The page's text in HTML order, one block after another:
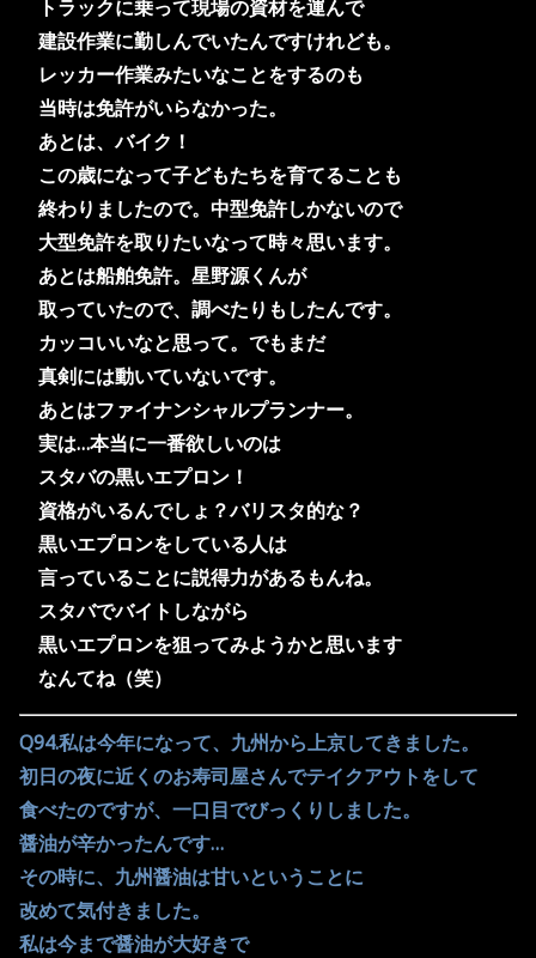
トラックに乗って現場の資材を運んで
建設作業に勤しんでいたんですけれども。
レッカー作業みたいなことをするのも
当時は免許がいらなかった。
あとは、バイク！
この歳になって子どもたちを育てることも
終わりましたので。中型免許しかないので
大型免許を取りたいなって時々思います。
あとは船舶免許。星野源くんが
取っていたので、調べたりもしたんです。
カッコいいなと思って。でもまだ
真剣には動いていないです。
あとはファイナンシャルプランナー。
実は…本当に一番欲しいのは
スタバの黒いエプロン！
資格がいるんでしょ？バリスタ的な？
黒いエプロンをしている人は
言っていることに説得力があるもんね。
スタバでバイトしながら
黒いエプロンを狙ってみようかと思います
なんてね（笑）
Q94.私は今年になって、九州から上京してきました。
初日の夜に近くのお寿司屋さんでテイクアウトをして
食べたのですが、一口目でびっくりしました。
醤油が辛かったんです…
その時に、九州醤油は甘いということに
改めて気付きました。
私は今まで醤油が大好きで